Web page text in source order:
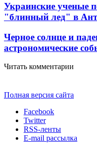
Украинские ученые
"блинный лед" в
Черное солнце и
астрономические
Читать комментарии
Полная версия сайта
Facebook
Twitter
RSS-ленты
E-mail рассылка